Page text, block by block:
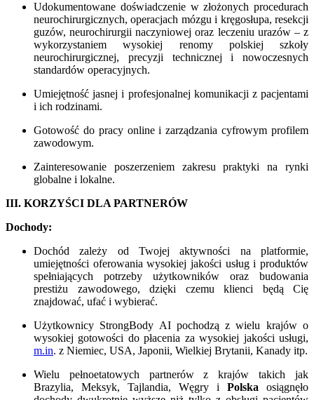
Udokumentowane doświadczenie w złożonych procedurach
neurochirurgicznych, operacjach mózgu i kręgosłupa, resekcji
guzów, neurochirurgii naczyniowej oraz leczeniu urazów – z
wykorzystaniem wysokiej renomy polskiej szkoły
neurochirurgicznej, precyzji technicznej i nowoczesnych
standardów operacyjnych.
Umiejętność jasnej i profesjonalnej komunikacji z pacjentami
i ich rodzinami.
Gotowość do pracy online i zarządzania cyfrowym profilem
zawodowym.
Zainteresowanie poszerzeniem zakresu praktyki na rynki
globalne i lokalne.
III. KORZYŚCI DLA PARTNERÓW
Dochody:
Dochód zależy od Twojej aktywności na platformie,
umiejętności oferowania wysokiej jakości usług i produktów
spełniających potrzeby użytkowników oraz budowania
prestiżu zawodowego, dzięki czemu klienci będą Cię
znajdować, ufać i wybierać.
Użytkownicy StrongBody AI pochodzą z wielu krajów o
wysokiej gotowości do płacenia za wysokiej jakości usługi,
m.in. z Niemiec, USA, Japonii, Wielkiej Brytanii, Kanady itp.
Wielu pełnoetatowych partnerów z krajów takich jak
Brazylia, Meksyk, Tajlandia, Węgry i Polska osiągnęło